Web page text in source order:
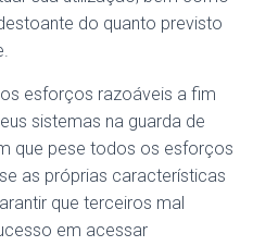
do quanto previsto
esforços razoáveis a fim
sistemas na guarda de
que pese todos os esforços
as próprias características
que terceiros mal
em acessar